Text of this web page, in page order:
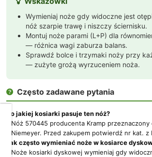
Wymieniaj noże gdy widoczne jest
nóż szarpie trawę i niszczy ściernisku.
Montuj noże parami (L+P) dla
— różnica wagi zaburza balans.
Sprawdź bolce i trzymaki noży przy
— zużyte grożą wyrzuceniem noża.
 Często zadawane pytania
Do jakiej kosiarki pasuje ten nóż?
Nóż 570445 producenta Kramp przeznaczony
Niemeyer. Przed zakupem potwierdź nr kat. z
Jak często wymieniać noże w kosiarce
Noże kosiarki dyskowej wymieniaj gdy
Dbamy
o
Twoją
prywatność